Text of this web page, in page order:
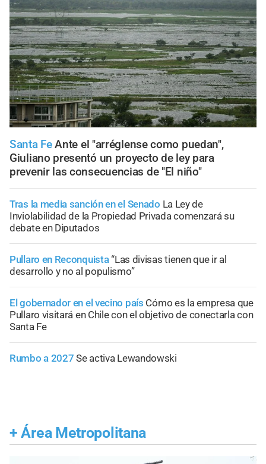
Santa Fe Ante el "arréglense como puedan",
Giuliano presentó un proyecto de ley para
prevenir las consecuencias de "El niño"
Tras la media sanción en el Senado La Ley de
Inviolabilidad de la Propiedad Privada comenzará su
debate en Diputados
Pullaro en Reconquista“Las divisas tienen que ir al
desarrollo y no al populismo”
El gobernador en el vecino país Cómo es la empresa que
Pullaro visitará en Chile con el objetivo de conectarla con
Santa Fe
Rumbo a 2027 Se activa Lewandowski
+ Área Metropolitana